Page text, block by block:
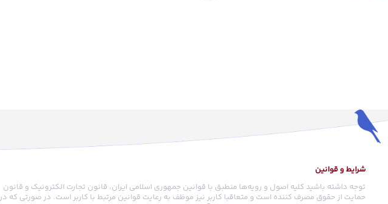
شرایط و قوانین
توجه داشته باشید کلیه اصول و رویه‏‌ها منطبق با قوانین جمهوری اسلامی ایران، قانون تجارت الکترونیک و قانون
حمایت از حقوق مصرف کننده است و متعاقبا کاربر نیز موظف به رعایت قوانین مرتبط با کاربر است. در صورتی که در